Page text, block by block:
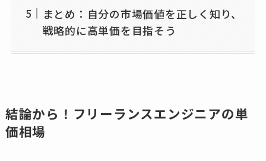
まとめ：自分の市場価値を正しく知り、
戦略的に高単価を目指そう
結論から！フリーランスエンジニアの単
価相場